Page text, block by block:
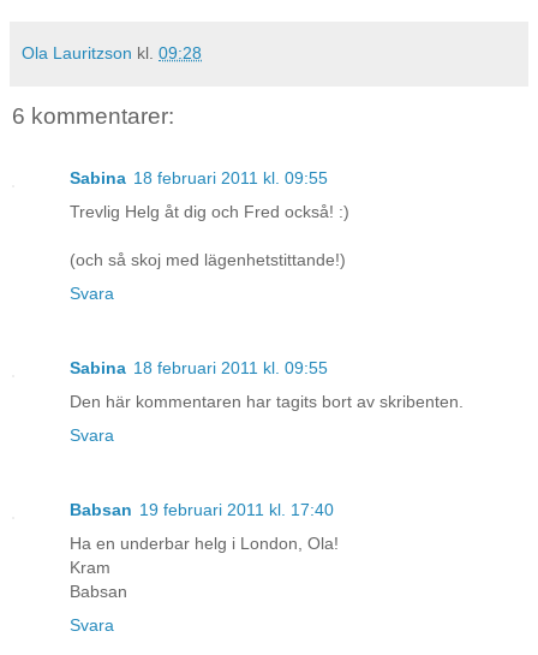
Ola Lauritzson kl. 09:28
6 kommentarer:
Sabina 18 februari 2011 kl. 09:55
Trevlig Helg åt dig och Fred också! :)
(och så skoj med lägenhetstittande!)
Svara
Sabina 18 februari 2011 kl. 09:55
Den här kommentaren har tagits bort av skribenten.
Svara
Babsan 19 februari 2011 kl. 17:40
Ha en underbar helg i London, Ola!
Kram
Babsan
Svara